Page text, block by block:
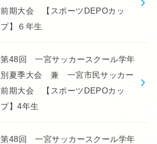
前期大会 【スポーツDEPOカッ
プ】６年生
第48回 一宮サッカースクール学年
別夏季大会 兼 一宮市民サッカー
前期大会 【スポーツDEPOカッ
プ】4年生
第48回 一宮サッカースクール学年